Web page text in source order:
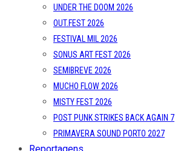
UNDER THE DOOM 2026
OUT.FEST 2026
FESTIVAL MIL 2026
SONUS ART FEST 2026
SEMIBREVE 2026
MUCHO FLOW 2026
MISTY FEST 2026
POST PUNK STRIKES BACK AGAIN 7
PRIMAVERA SOUND PORTO 2027